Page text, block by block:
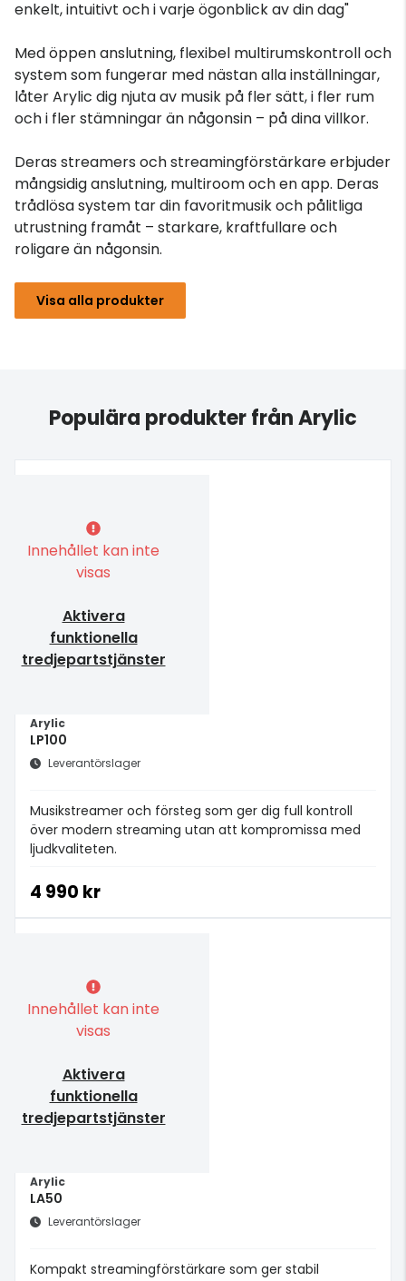
enkelt, intuitivt och i varje ögonblick av din dag"
Med öppen anslutning, flexibel multirumskontroll och
system som fungerar med nästan alla inställningar,
låter Arylic dig njuta av musik på fler sätt, i fler rum
och i fler stämningar än någonsin – på dina villkor.
Deras streamers och streamingförstärkare erbjuder
mångsidig anslutning, multiroom och en app. Deras
trådlösa system tar din favoritmusik och pålitliga
utrustning framåt – starkare, kraftfullare och
roligare än någonsin.
Visa alla produkter
Populära produkter från Arylic
Innehållet kan inte
visas
Aktivera
funktionella
tredjepartstjänster
Arylic
LP100
Leverantörslager
Musikstreamer och försteg som ger dig full kontroll
över modern streaming utan att kompromissa med
ljudkvaliteten.
4 990 kr
Innehållet kan inte
visas
Aktivera
funktionella
tredjepartstjänster
Arylic
LA50
Leverantörslager
Kompakt streamingförstärkare som ger stabil